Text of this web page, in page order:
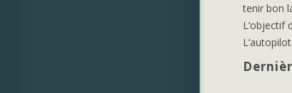
tenir bon
L’objectif